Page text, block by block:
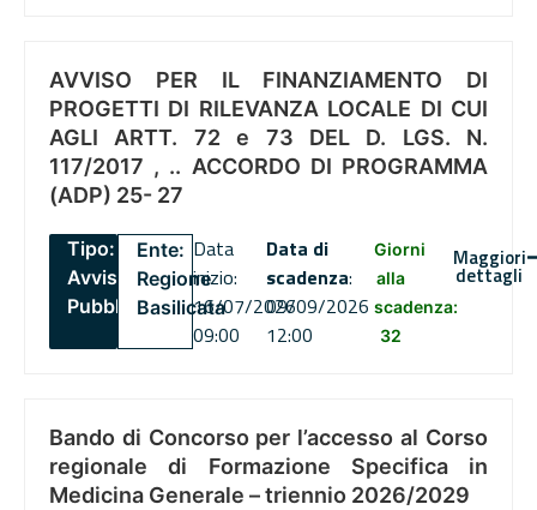
AVVISO PER IL FINANZIAMENTO DI
PROGETTI DI RILEVANZA LOCALE DI CUI
AGLI ARTT. 72 e 73 DEL D. LGS. N.
117/2017 , .. ACCORDO DI PROGRAMMA
(ADP) 25- 27
Tipo:
Avviso
Pubblico
Ente:
Regione
Basilicata
Data
inizio:
16/07/2026
09:00
Data di
scadenza:
09/09/2026
12:00
Giorni
alla
scadenza:
32
Maggiori
dettagli
Bando di Concorso per l’accesso al Corso
regionale di Formazione Specifica in
Medicina Generale – triennio 2026/2029